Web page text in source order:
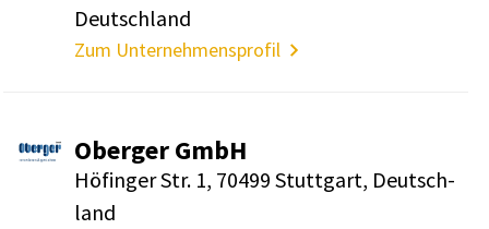
Deutsch­land
Zum Unternehmensprofil
Oberger GmbH
Höfinger Str. 1, 70499 Stutt­gart, Deutsch­
land